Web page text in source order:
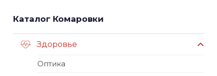
Каталог Комаровки
Здоровье
Оптика